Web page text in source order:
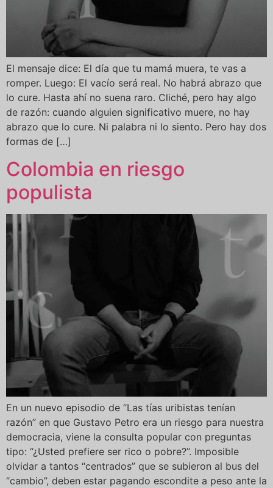
El mensaje dice: El día que tu mamá muera, te vas a
romper. Luego: El vacío será real. No habrá abrazo que
lo cure. Hasta ahí no suena raro. Cliché, pero hay algo
de razón: cuando alguien significativo muere, no hay
abrazo que lo cure. Ni palabra ni lo siento. Pero hay dos
formas de […]
Colombia en riesgo
populista
En un nuevo episodio de “Las tías uribistas tenían
razón” en que Gustavo Petro era un riesgo para nuestra
democracia, viene la consulta popular con preguntas
tipo: “¿Usted prefiere ser rico o pobre?”. Imposible
olvidar a tantos “centrados” que se subieron al bus del
“cambio”, deben estar pagando escondite a peso ante la